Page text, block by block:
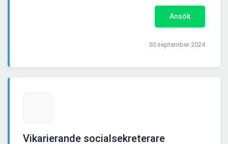
Ansök
30 september 2024
Vikarierande socialsekreterare